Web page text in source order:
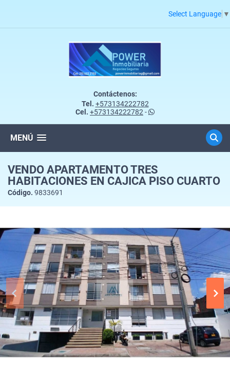
Select Language ▼
Contáctenos:
Tel. +573134222782
Cel. +573134222782 -
MENÚ
VENDO APARTAMENTO TRES
HABITACIONES EN CAJICA PISO CUARTO
Código. 9833691